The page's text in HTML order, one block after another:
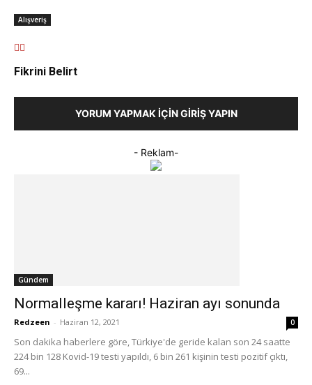
Alışveriş
Fikrini Belirt
YORUM YAPMAK İÇIN GIRIŞ YAPIN
- Reklam-
Gündem
Normalleşme kararı! Haziran ayı sonunda
Redzeen - Haziran 12, 2021 0
Son dakika haberlere göre, Türkiye'de geride kalan son 24 saatte
224 bin 128 Kovid-19 testi yapıldı, 6 bin 261 kişinin testi pozitif çıktı,
69...